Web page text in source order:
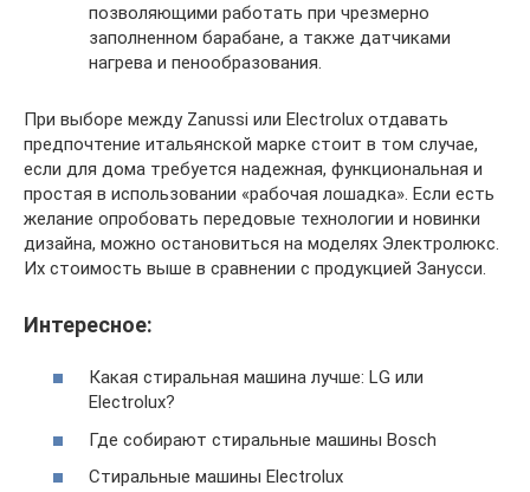
позволяющими работать при чрезмерно
заполненном барабане, а также датчиками
нагрева и пенообразования.
При выборе между Zanussi или Electrolux отдавать
предпочтение итальянской марке стоит в том случае,
если для дома требуется надежная, функциональная и
простая в использовании «рабочая лошадка». Если есть
желание опробовать передовые технологии и новинки
дизайна, можно остановиться на моделях Электролюкс.
Их стоимость выше в сравнении с продукцией Занусси.
Интересное:
Какая стиральная машина лучше: LG или
Electrolux?
Где собирают стиральные машины Bosch
Стиральные машины Electrolux